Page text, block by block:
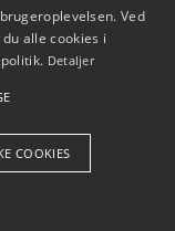
Ved
alle cookies i
Detaljer
COOKIES